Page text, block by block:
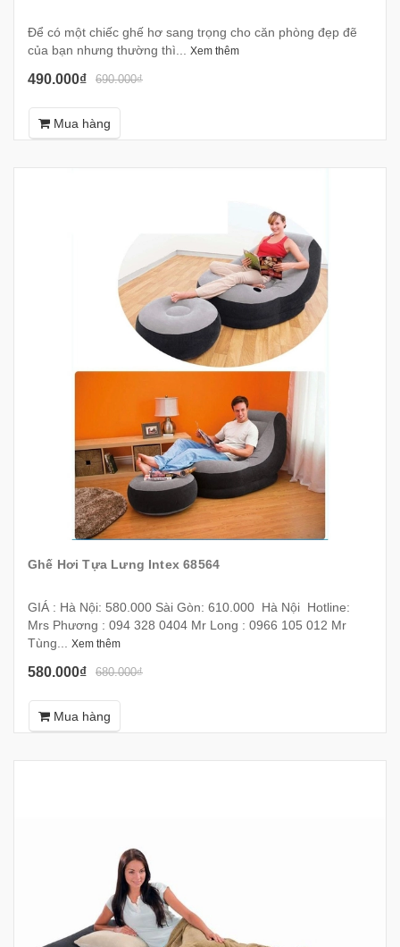
Để có một chiếc ghế hơ sang trọng cho căn phòng đẹp đẽ
của bạn nhưng thường thì... Xem thêm
490.000₫ 690.000₫
Mua hàng
Ghế Hơi Tựa Lưng Intex 68564
GIÁ : Hà Nội: 580.000 Sài Gòn: 610.000 Hà Nội Hotline:
Mrs Phương : 094 328 0404 Mr Long : 0966 105 012 Mr
Tùng... Xem thêm
580.000₫ 680.000₫
Mua hàng